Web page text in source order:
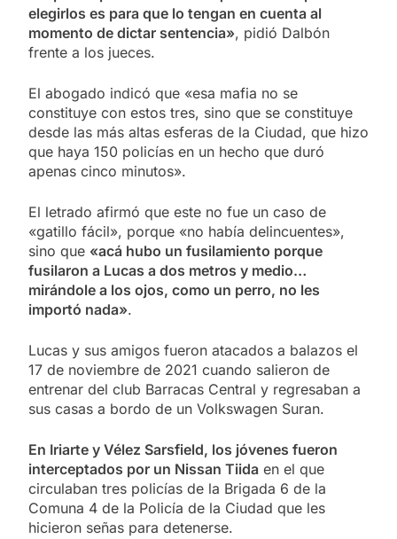
elegirlos es para que lo tengan en cuenta al
momento de dictar sentencia», pidió Dalbón
frente a los jueces.
El abogado indicó que «esa mafia no se
constituye con estos tres, sino que se constituye
desde las más altas esferas de la Ciudad, que hizo
que haya 150 policías en un hecho que duró
apenas cinco minutos».
El letrado afirmó que este no fue un caso de
«gatillo fácil», porque «no había delincuentes»,
sino que «acá hubo un fusilamiento porque
fusilaron a Lucas a dos metros y medio…
mirándole a los ojos, como un perro, no les
importó nada».
Lucas y sus amigos fueron atacados a balazos el
17 de noviembre de 2021 cuando salieron de
entrenar del club Barracas Central y regresaban a
sus casas a bordo de un Volkswagen Suran.
En Iriarte y Vélez Sarsfield, los jóvenes fueron
interceptados por un Nissan Tiida en el que
circulaban tres policías de la Brigada 6 de la
Comuna 4 de la Policía de la Ciudad que les
hicieron señas para detenerse.